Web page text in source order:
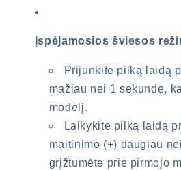
Įspėjamosios šviesos
Prijunkite pilką laidą
mažiau nei 1 sekundę,
modelį.
Laikykite pilką laidą
maitinimo (+) daugiau
grįžtumėte prie pirmojo